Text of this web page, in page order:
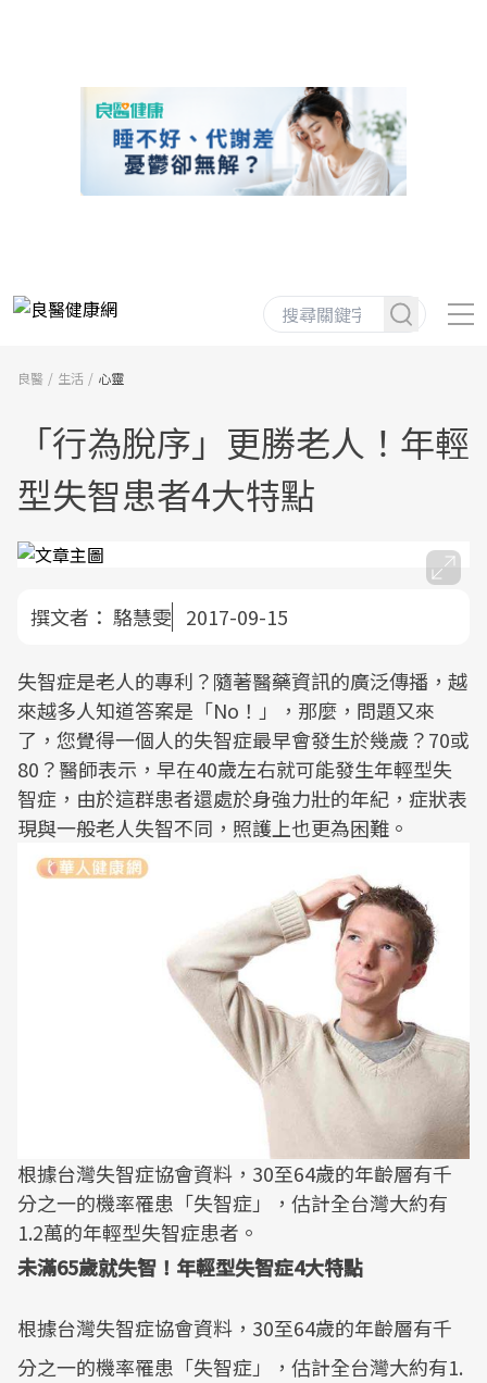
良醫 生活 心靈
「行為脫序」更勝老人！年輕
型失智患者4大特點
撰文者： 駱慧雯 2017-09-15
失智症是老人的專利？隨著醫藥資訊的廣泛傳播，越
來越多人知道答案是「No！」，那麼，問題又來
了，您覺得一個人的失智症最早會發生於幾歲？70或
80？醫師表示，早在40歲左右就可能發生年輕型失
智症，由於這群患者還處於身強力壯的年紀，症狀表
現與一般老人失智不同，照護上也更為困難。
根據台灣失智症協會資料，30至64歲的年齡層有千
分之一的機率罹患「失智症」，估計全台灣大約有
1.2萬的年輕型失智症患者。
未滿65歲就失智！年輕型失智症4大特點
根據台灣失智症協會資料，30至64歲的年齡層有千
分之一的機率罹患「失智症」，估計全台灣大約有1.